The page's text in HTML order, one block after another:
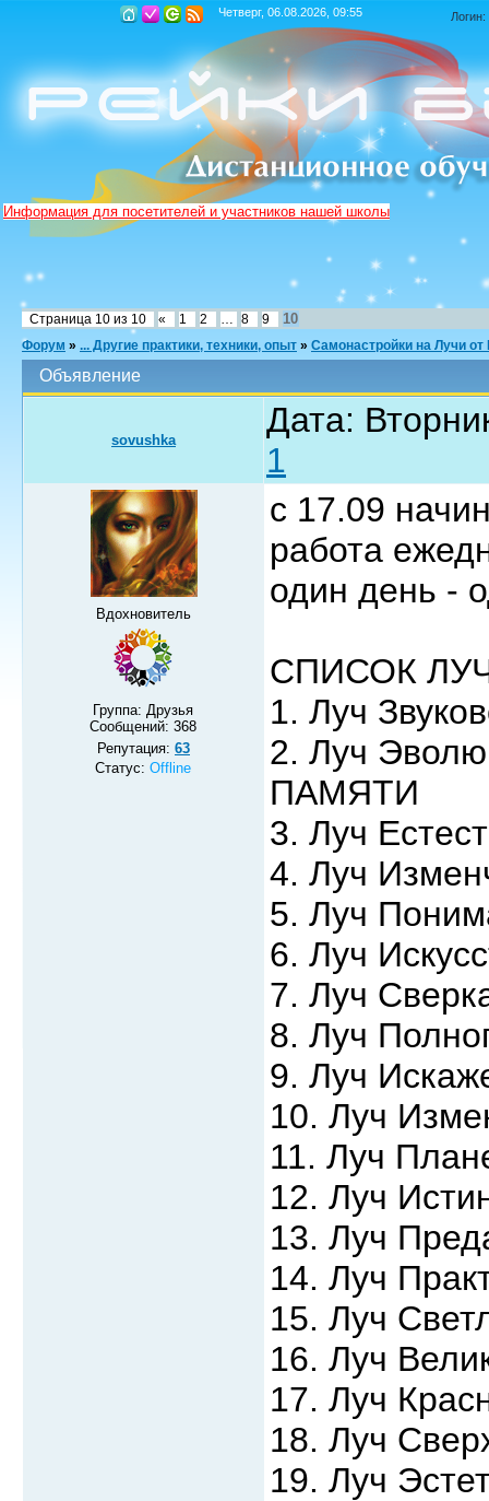
Четверг, 06.08.2026, 09:55 Логин:
Информация для посетителей и участников нашей школы
Страница 10 из 10 « 1 2 8 9 10
Форум » ... Другие практики, техники, опыт » Самонастройки на Лучи от
Объявление
sovushka
Дата:
1
Вдохновитель
Группа: Друзья
Сообщений:368
Репутация: 63
Статус:Offline
с 17.09
работа
один день -
СПИСОК
1. Луч
2. Луч
ПАМЯТИ
3. Луч
4. Луч
5. Луч
6. Луч
7. Луч
8. Луч
9. Луч
10. Луч
11. Луч
12. Луч
13. Луч
14. Луч
15. Луч
16. Луч
17. Луч
18. Луч
19. Луч